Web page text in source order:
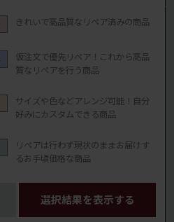
きれいで高品質なリペア済みの商品
仮注文で優先リペア！これから高品
質なリペアを行う商品
サイズや色などアレンジ可能！自分
好みにカスタムできる商品
リペアは行わず現状のままお届けす
るお手頃価格な商品
選択結果を表示する